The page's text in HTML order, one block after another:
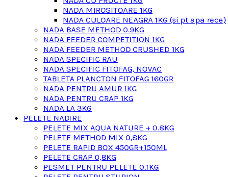
NADA MIROSITOARE 1KG
NADA CULOARE NEAGRA 1KG (si pt apa rece)
NADA BASE METHOD 0.9KG
NADA FEEDER COMPETITION 1KG
NADA FEEDER METHOD CRUSHED 1KG
NADA SPECIFIC RAU
NADA SPECIFIC FITOFAG, NOVAC
TABLETA PLANCTON FITOFAG 160GR
NADA PENTRU AMUR 1KG
NADA PENTRU CRAP 1KG
NADA LA 3KG
PELETE NADIRE
PELETE MIX AQUA NATURE + 0.8KG
PELETE METHOD MIX 0,8KG
PELETE RAPID BOX 450GR+150ML
PELETE CRAP 0,8KG
PESMET PENTRU PELETE 0.1KG